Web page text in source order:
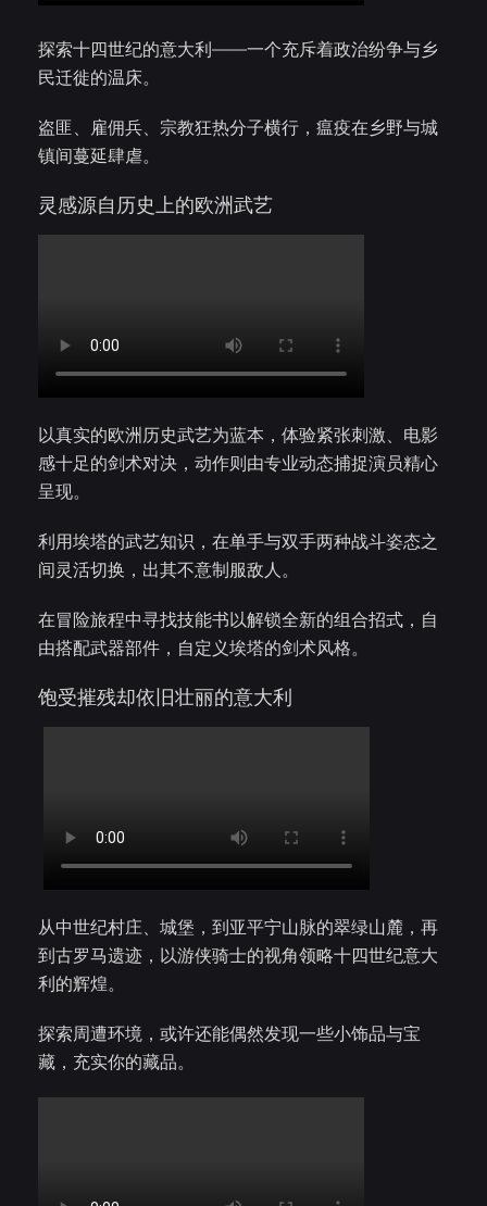
探索十四世纪的意大利——一个充斥着政治纷争与乡
民迁徙的温床。
盗匪、雇佣兵、宗教狂热分子横行，瘟疫在乡野与城
镇间蔓延肆虐。
灵感源自历史上的欧洲武艺
以真实的欧洲历史武艺为蓝本，体验紧张刺激、电影
感十足的剑术对决，动作则由专业动态捕捉演员精心
呈现。
利用埃塔的武艺知识，在单手与双手两种战斗姿态之
间灵活切换，出其不意制服敌人。
在冒险旅程中寻找技能书以解锁全新的组合招式，自
由搭配武器部件，自定义埃塔的剑术风格。
饱受摧残却依旧壮丽的意大利
从中世纪村庄、城堡，到亚平宁山脉的翠绿山麓，再
到古罗马遗迹，以游侠骑士的视角领略十四世纪意大
利的辉煌。
探索周遭环境，或许还能偶然发现一些小饰品与宝
藏，充实你的藏品。